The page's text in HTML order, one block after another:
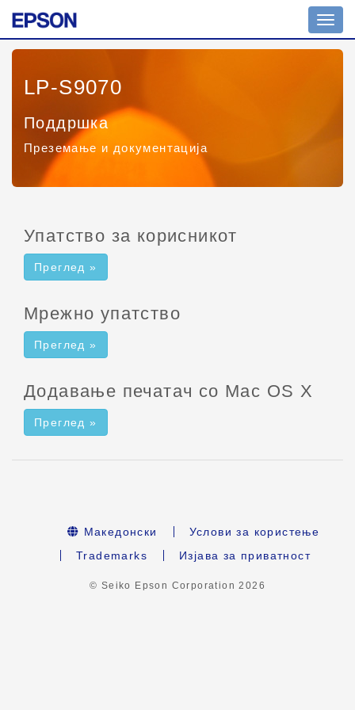
Вкл./
искл.
LP-S9070
Поддршка
Преземање и документација
Упатство за корисникот
Преглед »
Мрежно упатство
Преглед »
Додавање печатач со Mac OS X
Преглед »
Македонски
Услови за користење
Trademarks
Изјава за приватност
© Seiko Epson Corporation2026